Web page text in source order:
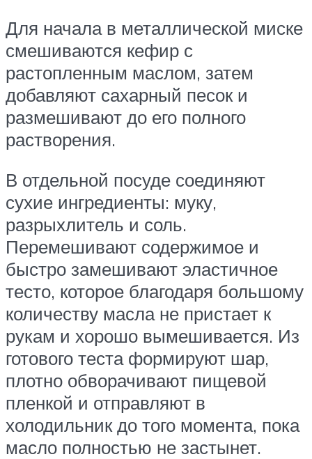
Для начала в металлической миске
смешиваются кефир с
растопленным маслом, затем
добавляют сахарный песок и
размешивают до его полного
растворения.
В отдельной посуде соединяют
сухие ингредиенты: муку,
разрыхлитель и соль.
Перемешивают содержимое и
быстро замешивают эластичное
тесто, которое благодаря большому
количеству масла не пристает к
рукам и хорошо вымешивается. Из
готового теста формируют шар,
плотно обворачивают пищевой
пленкой и отправляют в
холодильник до того момента, пока
масло полностью не застынет.